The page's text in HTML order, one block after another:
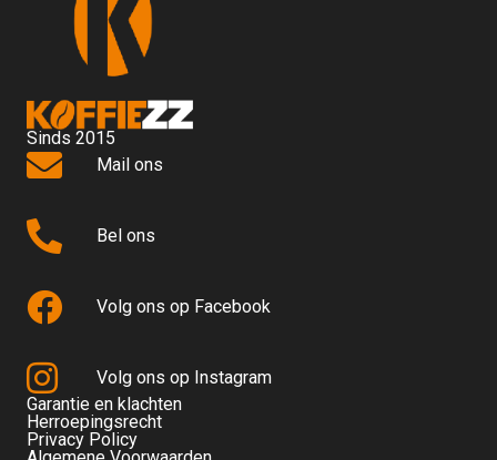
Sinds 2015
Mail ons
Bel ons
Volg ons op Facebook
Volg ons op Instagram
Garantie en klachten
Herroepingsrecht
Privacy Policy